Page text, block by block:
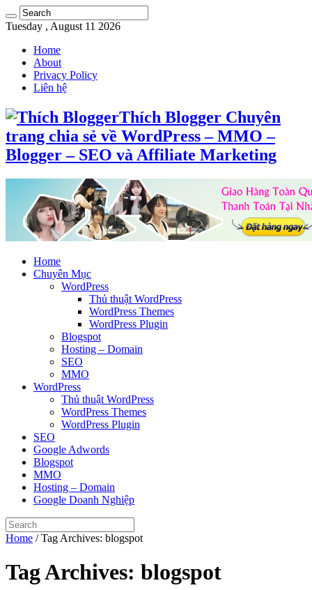
Tuesday , August 11 2026
Home
About
Privacy Policy
Liên hệ
Thích Blogger Chuyên
trang chia sẻ về WordPress – MMO –
Blogger – SEO và Affiliate Marketing
Home
Chuyên Mục
WordPress
Thủ thuật WordPress
WordPress Themes
WordPress Plugin
Blogspot
Hosting – Domain
SEO
MMO
WordPress
Thủ thuật WordPress
WordPress Themes
WordPress Plugin
SEO
Google Adwords
Blogspot
MMO
Hosting – Domain
Google Doanh Nghiệp
Home / Tag Archives: blogspot
Tag Archives: blogspot